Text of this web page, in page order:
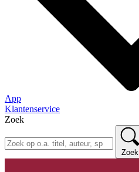
App
Klantenservice
Zoek
Zoek